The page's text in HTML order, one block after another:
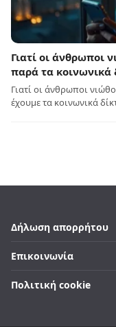
Γιατί οι άνθρωποι
παρά τα κοινωνικά
Γιατί οι άνθρωποι
έχουμε τα κοινωνικά
Δήλωση απορρήτου
Επικοινωνία
Πολιτική cookie